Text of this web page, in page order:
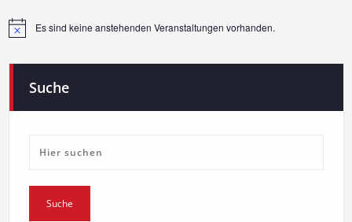
HinweisEs sind keine anstehenden Veranstaltungen vorhanden.
Suche